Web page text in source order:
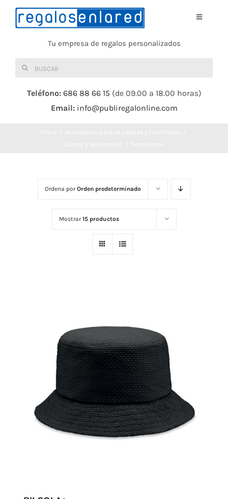
Saltar
Toggle
TECNOLOGÍA
NAVIDAD
Tu empresa de regalos personalizados
Buscar:
Teléfono: 686 88 66 15 (de 09.00 a 18.00 horas)
Email: info@publiregalonline.com
Ordena porOrden predeterminado
Mostrar15 productos